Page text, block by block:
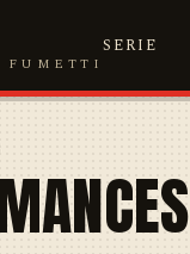
SERIE